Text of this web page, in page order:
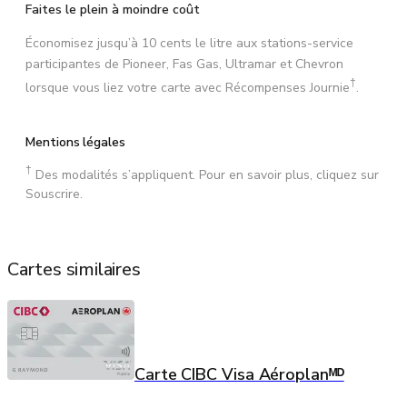
Faites le plein à moindre coût
Économisez jusqu’à 10 cents le litre aux stations-service
participantes de Pioneer, Fas Gas, Ultramar et Chevron
lorsque vous liez votre carte avec Récompenses Journie†.
Mentions légales
† Des modalités s’appliquent. Pour en savoir plus, cliquez sur
Souscrire.
Cartes similaires
Carte CIBC Visa Aéroplanᴹᴰ